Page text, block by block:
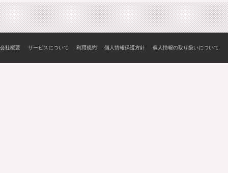
会社概要 サービスについて 利用規約 個人情報保護方針 個人情報の取り扱いについて